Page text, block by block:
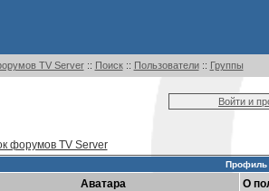
TV Server:: Поиск:: Пользователи:: Группы
Войти и
форумов TV Server
Профиль
Аватара
О